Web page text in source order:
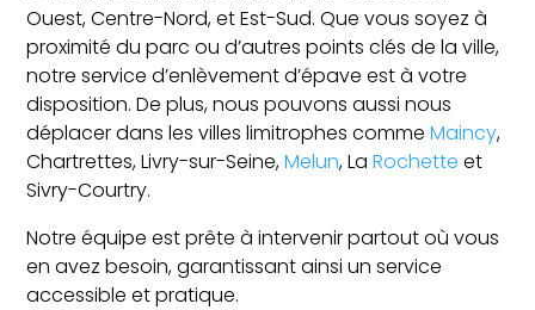
Ouest, Centre-Nord, et Est-Sud. Que vous soyez à
proximité du parc ou d’autres points clés de la ville,
notre service d’enlèvement d’épave est à votre
disposition. De plus, nous pouvons aussi nous
déplacer dans les villes limitrophes commeMaincy,
Chartrettes, Livry-sur-Seine,Melun, LaRochette et
Sivry-Courtry.
Notre équipe est prête à intervenir partout où vous
en avez besoin, garantissant ainsi un service
accessible et pratique.